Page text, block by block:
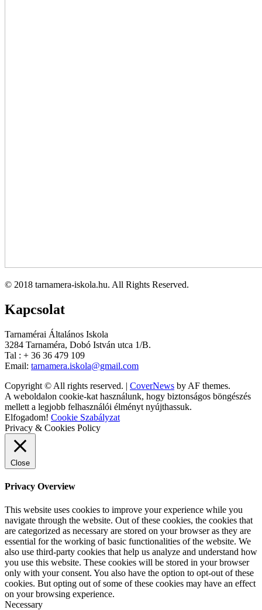
© 2018 tarnamera-iskola.hu. All Rights Reserved.
Kapcsolat
Tarnamérai Általános Iskola
3284 Tarnaméra, Dobó István utca 1/B.
Tal : + 36 36 479 109
Email: tarnamera.iskola@gmail.com
Copyright © All rights reserved. | CoverNews by AF themes.
A weboldalon cookie-kat használunk, hogy biztonságos böngészés
mellett a legjobb felhasználói élményt nyújthassuk.
Elfogadom! Cookie Szabályzat
Privacy & Cookies Policy
Close
Privacy Overview
This website uses cookies to improve your experience while you
navigate through the website. Out of these cookies, the cookies that
are categorized as necessary are stored on your browser as they are
essential for the working of basic functionalities of the website. We
also use third-party cookies that help us analyze and understand how
you use this website. These cookies will be stored in your browser
only with your consent. You also have the option to opt-out of these
cookies. But opting out of some of these cookies may have an effect
on your browsing experience.
Necessary